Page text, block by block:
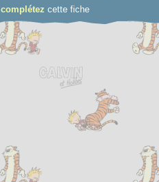
complétez cette fiche